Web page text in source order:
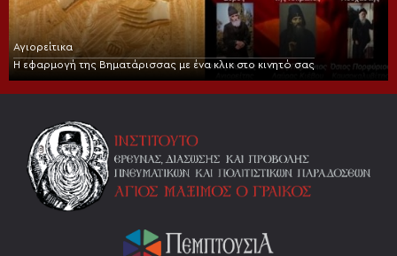
Αγιορείτικα
Η εφαρμογή της Βηματάρισσας με ένα κλικ στο κινητό σας